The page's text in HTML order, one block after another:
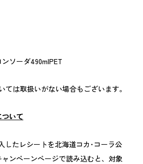
ソーダ490mlPET
は取扱いがない場合もございます。
いて
したレシートを北海道コカ･コーラ公
ンペーンページで読み込むと、対象